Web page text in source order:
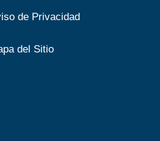
de Privacidad
del Sitio